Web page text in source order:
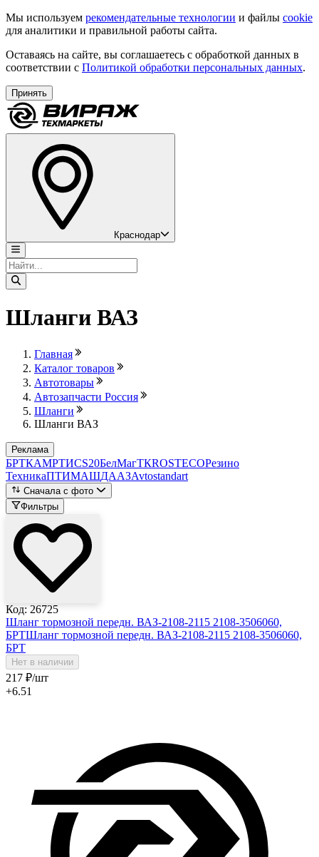
Мы используем рекомендательные технологии и файлы cookie
для аналитики и правильной работы сайта.
Оставаясь на сайте, вы соглашаетесь с обработкой данных в
соответствии с Политикой обработки персональных данных.
Принять
Краснодар
Шланги ВАЗ
Главная
Каталог товаров
Автотовары
Автозапчасти Россия
Шланги
Шланги ВАЗ
Реклама
БРТКАМРТИCS20БелМагТКROSTECOРезино
ТехникаПТИМАШДААЗAvtostandart
Сначала с фото
Фильтры
Код: 26725
Шланг тормозной передн. ВАЗ-2108-2115 2108-3506060,
БРТШланг тормозной передн. ВАЗ-2108-2115 2108-3506060,
БРТ
Нет в наличии
217 ₽/шт
+6.51